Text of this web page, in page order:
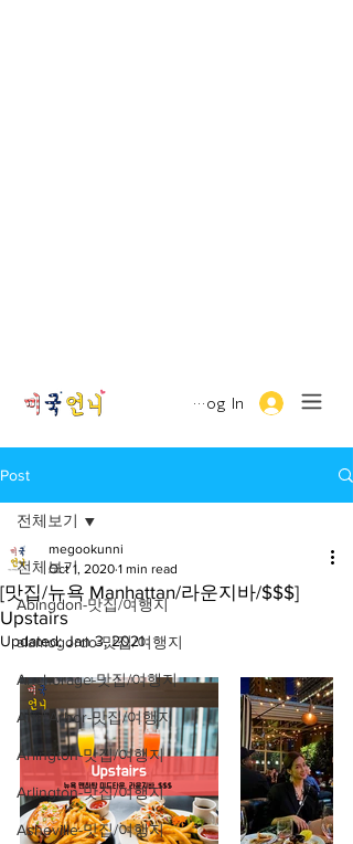
Log In
Post
전체보기
Abingdon-맛집/여행지
alamogordo-맛집/여행지
Anchorage-맛집/여행지
Ann Arbor-맛집/여행지
Arlington-맛집/여행지
Arlington-맛집/여행지
Asheville-맛집/여행지
전체보기
[맛집/뉴욕 Manhattan/라운지바/$$$]
Upstairs
megookunni
Oct 1, 2020 1 min read
Updated:Jan 3, 2021